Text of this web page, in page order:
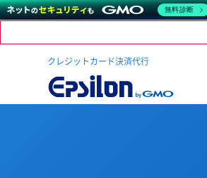
クレジットカード決済代行
無料診断